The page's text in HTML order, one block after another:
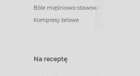
Bóle mięśniowo-stawowe
Kompresy żelowe
Na receptę